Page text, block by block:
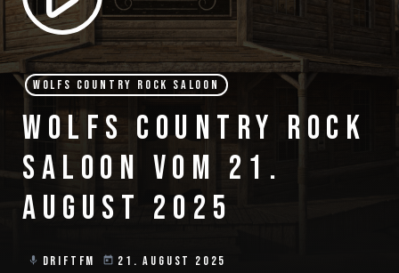
WOLFS COUNTRY ROCK SALOON
WOLFS COUNTRY ROCK
SALOON VOM 21.
AUGUST 2025
mic DRIFTFM today 21. AUGUST 2025